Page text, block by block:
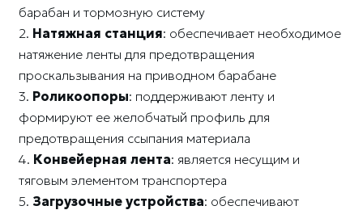
барабан и тормозную систему
2. Натяжная станция: обеспечивает необходимое
натяжение ленты для предотвращения
проскальзывания на приводном барабане
3. Роликоопоры: поддерживают ленту и
формируют ее желобчатый профиль для
предотвращения ссыпания материала
4. Конвейерная лента: является несущим и
тяговым элементом транспортера
5. Загрузочные устройства: обеспечивают